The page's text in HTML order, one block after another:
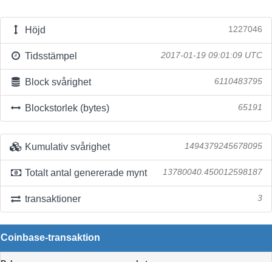
Höjd 1227046
Tidsstämpel 2017-01-19 09:01:09 UTC
Block svårighet 6110483795
Blockstorlek (bytes) 65191
Kumulativ svårighet 1494379245678095
Totalt antal genererade mynt 13780040.450012598187
transaktioner 3
Coinbase-transaktion